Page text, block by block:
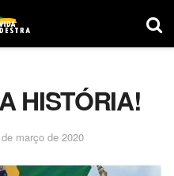
HISTÓRIA!
março de 2020